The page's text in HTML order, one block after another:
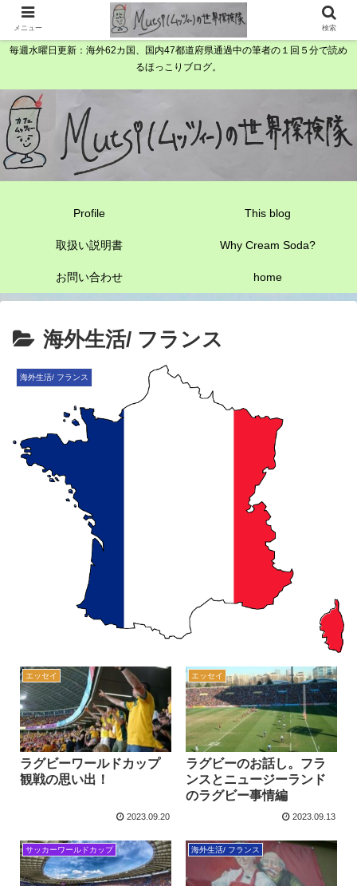
毎週水曜日更新：海外62カ国、国内47都道府県通過中の筆者の１回５分で読め
るほっこりブログ。
Profile This blog
取扱い説明書 Why Cream Soda?
お問い合わせ home
海外生活/ フランス
海外生活/ フランス
エッセイ
ラグビーワールドカップ
観戦の思い出！
2023.09.20
エッセイ
ラグビーのお話し。フラ
ンスとニュージーランド
のラグビー事情編
2023.09.13
サッカーワールドカップ 海外生活/ フランス
メニュー 検索